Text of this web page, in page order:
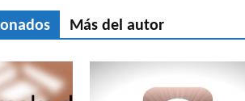
Más del autor